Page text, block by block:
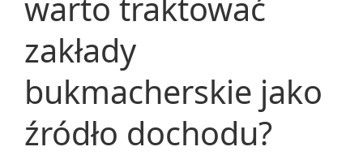
warto traktować
zakłady
bukmacherskie jako
źródło dochodu?